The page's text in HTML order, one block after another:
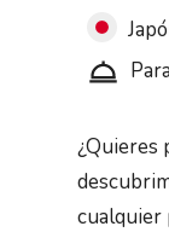
¿Quieres
cualquier